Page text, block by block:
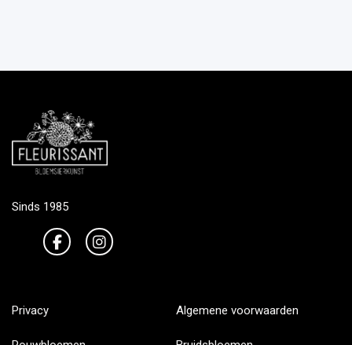
Sinds 1985
Privacy Algemene voorwaarden